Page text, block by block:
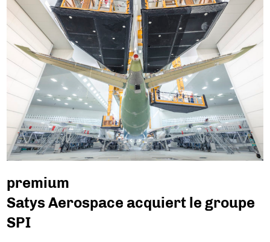
premium
Satys Aerospace acquiert le groupe
SPI